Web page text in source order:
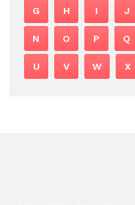
G H I J
N O P Q
U V W X